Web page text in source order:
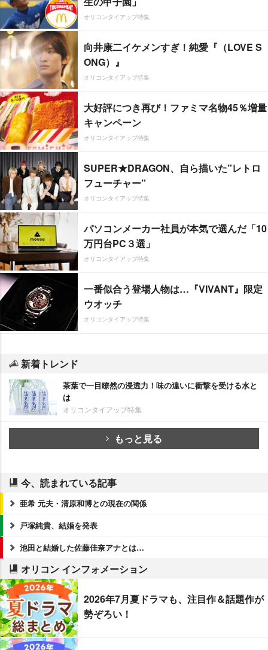
オリコンタイアップ特集
向井康二イケメンすぎ！純愛『（LOVE S
ONG）』
オリコンタイアップ特集
大好評につき再び！ファミマ名物45％増量
キャンペーン
オリコンタイアップ特集
SUPER★DRAGON、自ら描いた”レトロ
フューチャー”
オリコンタイアップ特集
パソコンメーカー社員が本気で選んだ「10
万円台PC３選」
オリコンタイアップ特集
一番似合う登場人物は…『VIVANT』限定
ウオッチ
オリコンタイアップ特集
新着トレンド
茶葉で一目瞭然の浸透力！味の違いに衝撃を受ける水と
は
オリコンタイアップ特集
もっと見る
今、読まれている記事
亜希 元夫・清原和博との現在の関係
戸塚純貴、結婚を発表
池田と結婚した佐藤佳奈アナとは…
オリコン インフォメーション
2026年7月夏ドラマも、注目作＆話題作が
勢ぞろい！